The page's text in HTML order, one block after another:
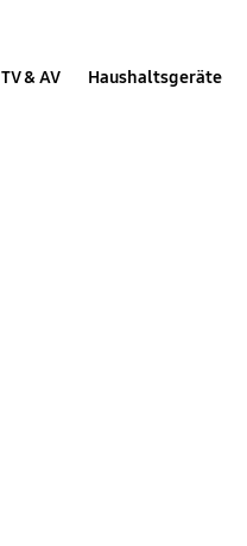
TV & AV Haushaltsgeräte